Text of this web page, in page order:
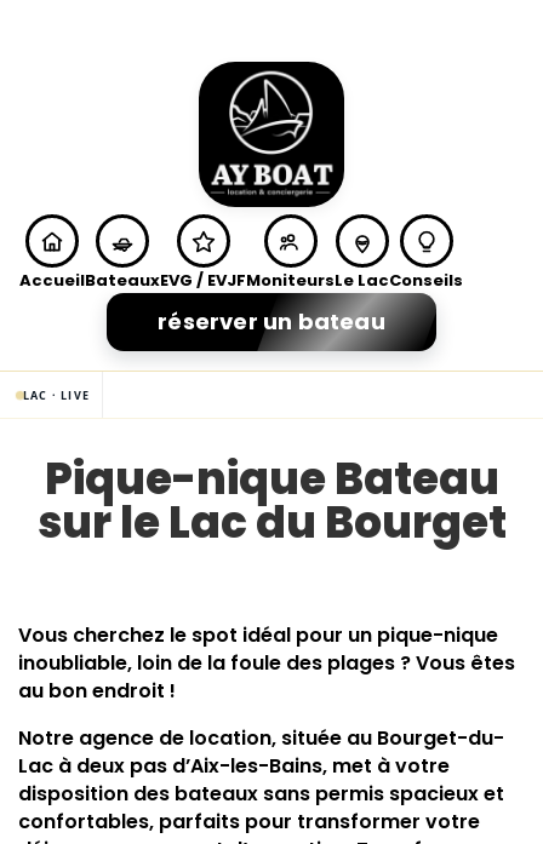
AccueilBateauxEVG / EVJFMoniteursLe LacConseils
réserver un bateau
LAC · LIVE
Pique-nique Bateau
sur le Lac du Bourget
Vous cherchez le spot idéal pour un pique-nique
inoubliable, loin de la foule des plages ? Vous êtes
au bon endroit !
Notre agence de location, située au Bourget-du-
Lac à deux pas d’Aix-les-Bains, met à votre
disposition des bateaux sans permis spacieux et
confortables, parfaits pour transformer votre